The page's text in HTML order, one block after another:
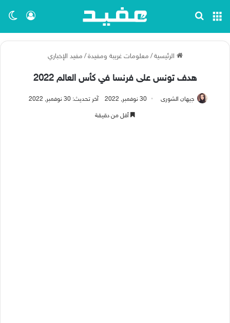
تسجيل القائمة
الرئيسية / معلومات غريبة ومفيدة / مفيد الإخباري
هدف تونس على فرنسا في كأس العالم 2022
جيهان الشورى 30 نوفمبر, 2022 آخر تحديث: 30 نوفمبر, 2022
أقل من دقيقة